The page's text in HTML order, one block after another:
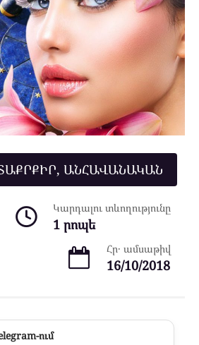
ԱՆՀԱՎԱՆԱԿԱՆ
Կարդալու տևողությունը
1 րոպե
Հր․ ամսաթիվ
16/10/2018
ում